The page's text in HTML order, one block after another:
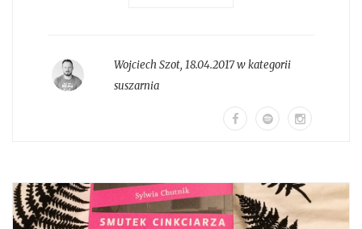
Wojciech Szot, 18.04.2017 w kategorii
suszarnia